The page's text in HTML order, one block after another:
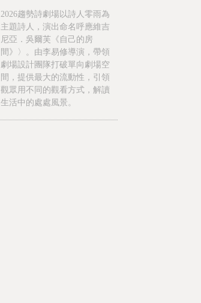
2026趨勢詩劇場以詩人零雨為
主題詩人，演出命名呼應維吉
尼亞．吳爾芙《自己的房
間》〉。由李易修導演，帶領
劇場設計團隊打破單向劇場空
間，提供最大的流動性，引領
觀眾用不同的觀看方式，解讀
生活中的處處風景。